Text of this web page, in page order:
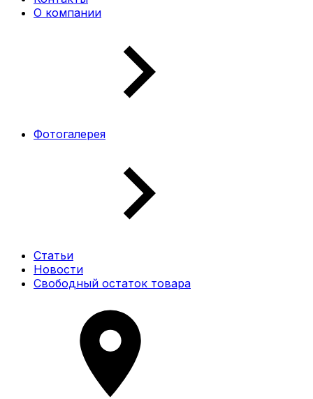
О компании
Фотогалерея
Статьи
Новости
Свободный остаток товара